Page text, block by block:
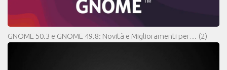
GNOME 50.3 e GNOME 49.8: Novità e Miglioramenti per… (2)